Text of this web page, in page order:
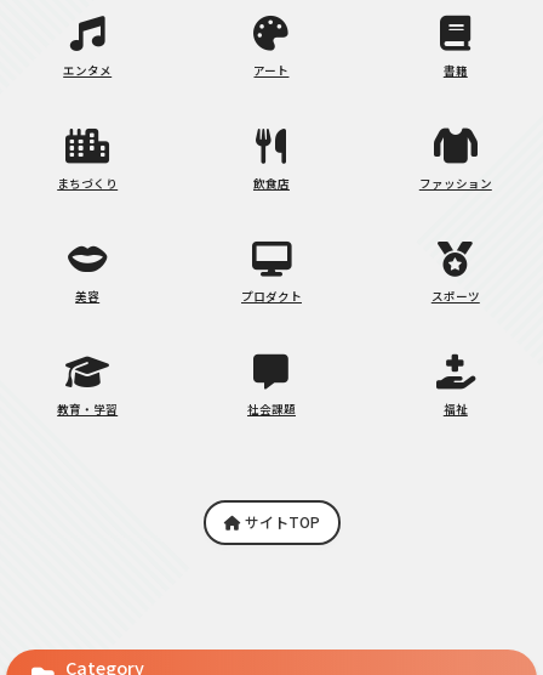
エンタメ アート 書籍
まちづくり 飲食店 ファッション
美容 プロダクト スポーツ
教育・学習 社会課題 福祉
サイトTOP
Category